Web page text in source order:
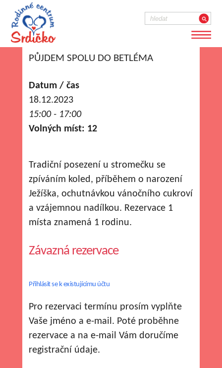
PŮJDEM SPOLU DO BETLÉMA
Datum / čas
18.12.2023
15:00 - 17:00
Volných míst: 12
Tradiční posezení u stromečku se
zpíváním koled, příběhem o narození
Ježíška, ochutnávkou vánočního cukroví
a vzájemnou nadílkou. Rezervace 1
místa znamená 1 rodinu.
Závazná rezervace
Přihlásit se k existujícímu účtu
Pro rezervaci termínu prosím vyplňte
Vaše jméno a e-mail. Poté proběhne
rezervace a na e-mail Vám doručíme
registrační údaje.